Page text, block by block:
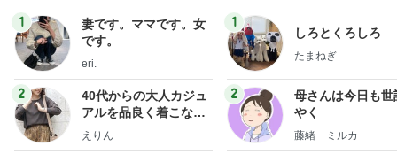
1
妻です。ママです。女
です。
eri.
2
40代からの大人カジュ
アルを品良く着こなす
ファッションブログ
えりん
1
しろとくろしろ
たまねぎ
2
母さんは今日も世
やく
藤緒 ミルカ